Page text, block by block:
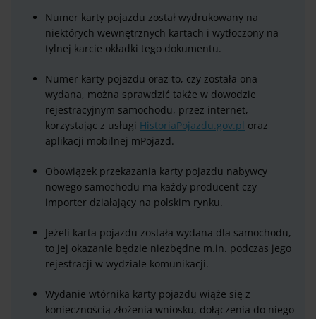
Numer karty pojazdu został wydrukowany na
niektórych wewnętrznych kartach i wytłoczony na
tylnej karcie okładki tego dokumentu.
Numer karty pojazdu oraz to, czy została ona
wydana, można sprawdzić także w dowodzie
rejestracyjnym samochodu, przez internet,
korzystając z usługi HistoriaPojazdu.gov.pl oraz
aplikacji mobilnej mPojazd.
Obowiązek przekazania karty pojazdu nabywcy
nowego samochodu ma każdy producent czy
importer działający na polskim rynku.
Jeżeli karta pojazdu została wydana dla samochodu,
to jej okazanie będzie niezbędne m.in. podczas jego
rejestracji w wydziale komunikacji.
Wydanie wtórnika karty pojazdu wiąże się z
koniecznością złożenia wniosku, dołączenia do niego